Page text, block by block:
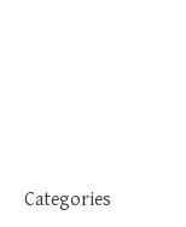
Categories